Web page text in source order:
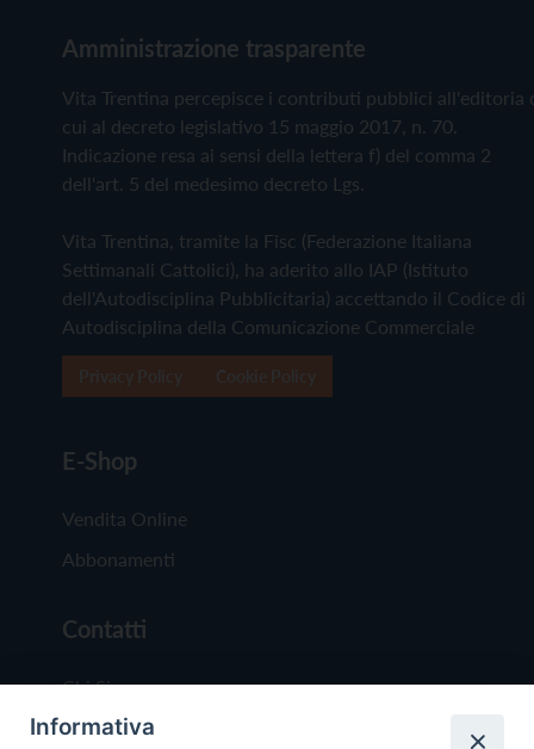
Amministrazione trasparente
Vita Trentina percepisce i contributi pubblici all'editoria
cui al decreto legislativo 15 maggio 2017, n. 70.
Indicazione resa ai sensi della lettera f) del comma 2
dell'art. 5 del medesimo decreto Lgs.
Vita Trentina, tramite la Fisc (Federazione Italiana
Settimanali Cattolici), ha aderito allo IAP (Istituto
dell'Autodisciplina Pubblicitaria) accettando il Codice di
Autodisciplina della Comunicazione Commerciale
E-Shop
Vendita Online
Abbonamenti
Contatti
Chi Siamo
Redazione
Informativa